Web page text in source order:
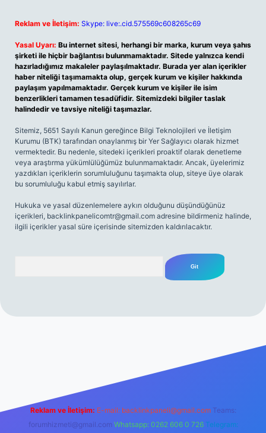
Reklam ve İletişim: Skype: live:.cid.575569c608265c69
Yasal Uyarı: Bu internet sitesi, herhangi bir marka, kurum veya şahıs
şirketi ile hiçbir bağlantısı bulunmamaktadır. Sitede yalnızca kendi
hazırladığımız makaleler paylaşılmaktadır. Burada yer alan içerikler
haber niteliği taşımamakta olup, gerçek kurum ve kişiler hakkında
paylaşım yapılmamaktadır. Gerçek kurum ve kişiler ile isim
benzerlikleri tamamen tesadüfidir. Sitemizdeki bilgiler taslak
halindedir ve tavsiye niteliği taşımazlar.
Sitemiz, 5651 Sayılı Kanun gereğince Bilgi Teknolojileri ve İletişim
Kurumu (BTK) tarafından onaylanmış bir Yer Sağlayıcı olarak hizmet
vermektedir. Bu nedenle, sitedeki içerikleri proaktif olarak denetleme
veya araştırma yükümlülüğümüz bulunmamaktadır. Ancak, üyelerimiz
yazdıkları içeriklerin sorumluluğunu taşımakta olup, siteye üye olarak
bu sorumluluğu kabul etmiş sayılırlar.
Hukuka ve yasal düzenlemelere aykırı olduğunu düşündüğünüz
içerikleri, backlinkpanelicomtr@gmail.com adresine bildirmeniz halinde,
ilgili içerikler yasal süre içerisinde sitemizden kaldırılacaktır.
Reklam ve İletişim: E-mail: backlinkpaneli@gmail.com Teams:
forumhizmeti@gmail.com Whatsapp: 0262 606 0 726 Telegram: